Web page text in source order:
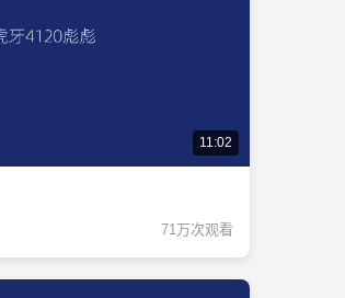
11:02
71万次观看